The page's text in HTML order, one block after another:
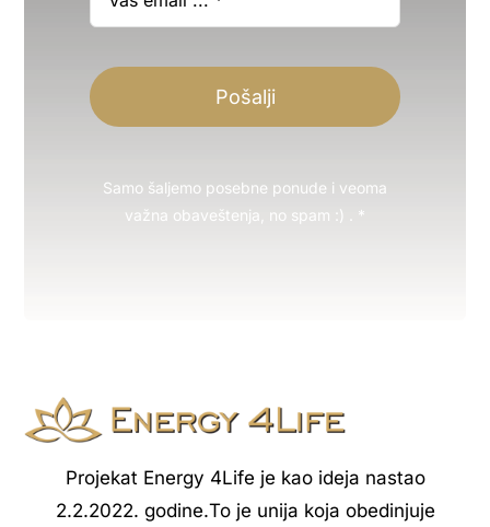
Pošalji
Samo šaljemo posebne ponude i veoma
važna obaveštenja, no spam :) . *
Projekat Energy 4Life je kao ideja nastao
2.2.2022. godine.То je unija koja obedinjuje